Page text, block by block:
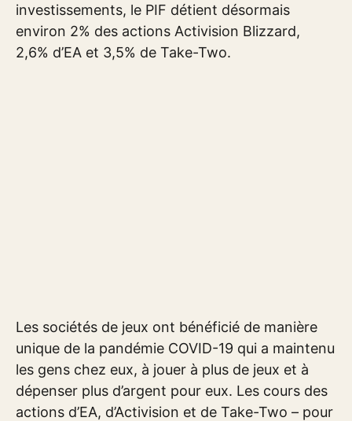
investissements, le PIF détient désormais
environ 2% des actions Activision Blizzard,
2,6% d’EA et 3,5% de Take-Two.
Les sociétés de jeux ont bénéficié de manière
unique de la pandémie COVID-19 qui a maintenu
les gens chez eux, à jouer à plus de jeux et à
dépenser plus d’argent pour eux. Les cours des
actions d’EA, d’Activision et de Take-Two – pour